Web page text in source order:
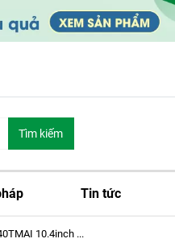
Tìm kiếm
Tin tức
10.4inch ...